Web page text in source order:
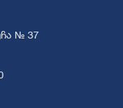
№ 37